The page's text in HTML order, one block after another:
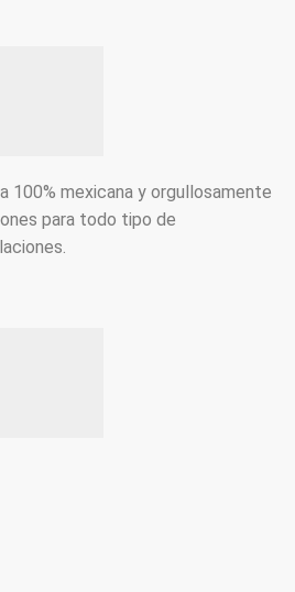
100% mexicana y orgullosamente
para todo tipo de